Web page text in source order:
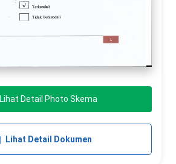
Lihat Detail Photo Skema
Lihat Detail Dokumen